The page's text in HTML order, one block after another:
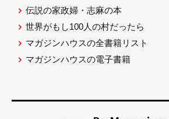
伝説の家政婦・志麻の本
世界がもし100人の村だったら
マガジンハウスの全書籍リスト
マガジンハウスの電子書籍